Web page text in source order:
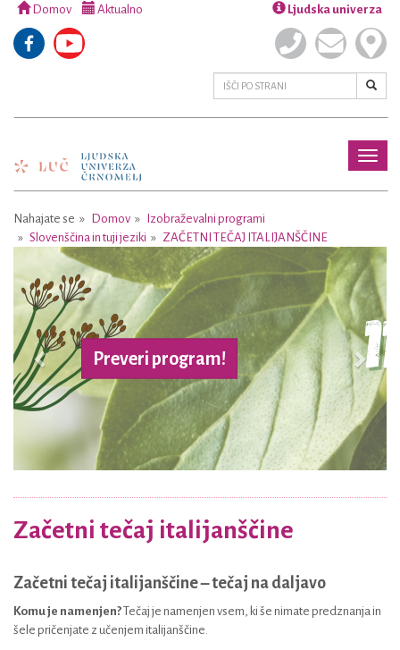
Domov Aktualno Ljudska univerza
Nahajate se Domov
Izobraževalni programi
Slovenščina in tuji jeziki
ZAČETNI TEČAJ ITALIJANŠČINE
Preveri program!
Previous Next
Začetni tečaj italijanščine
Začetni tečaj italijanščine – tečaj na daljavo
Komu je namenjen?Tečaj je namenjen vsem, ki še nimate predznanja in
šele pričenjate z učenjem italijanščine.